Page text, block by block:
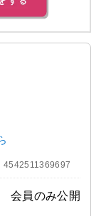
4542511369697
会員のみ公開